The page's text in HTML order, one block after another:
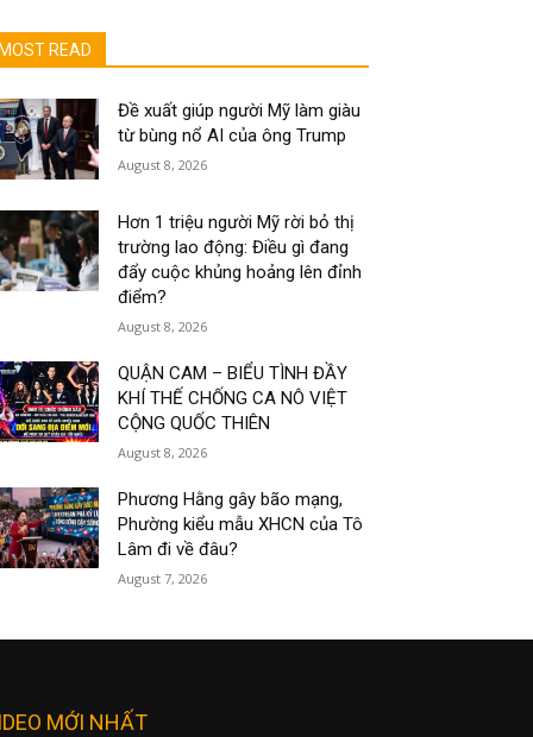
MOST READ
Đề xuất giúp người Mỹ làm giàu
từ bùng nổ AI của ông Trump
August 8, 2026
Hơn 1 triệu người Mỹ rời bỏ thị
trường lao động: Điều gì đang
đẩy cuộc khủng hoảng lên đỉnh
điểm?
August 8, 2026
QUẬN CAM – BIỂU TÌNH ĐẦY
KHÍ THẾ CHỐNG CA NÔ VIỆT
CỘNG QUỐC THIÊN
August 8, 2026
Phương Hằng gây bão mạng,
Phường kiểu mẫu XHCN của Tô
Lâm đi về đâu?
August 7, 2026
MỚI NHẤT